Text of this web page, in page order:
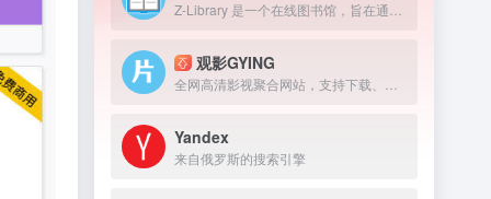
观影GYING
Yandex
来自俄罗斯的搜索引擎